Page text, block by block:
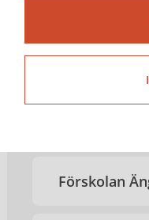
Förskolan
Förskolan